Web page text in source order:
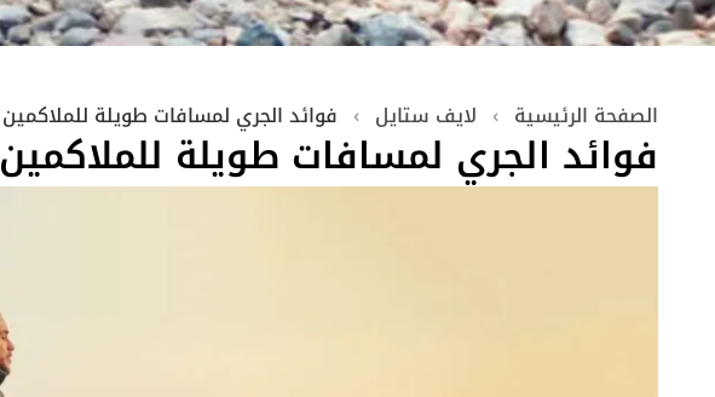
الصفحة الرئيسية › لايف ستايل › فوائد الجري لمسافات طويلة للملاكمين
فوائد الجري لمسافات طويلة للملاكمين